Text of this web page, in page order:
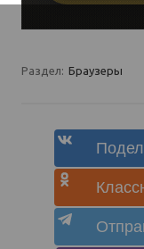
Раздел: Браузеры